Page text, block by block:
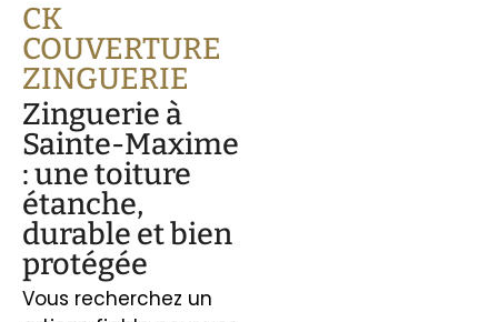
CK
COUVERTURE
ZINGUERIE
Zinguerie à
Sainte-Maxime
: une toiture
étanche,
durable et bien
protégée
Vous recherchez un